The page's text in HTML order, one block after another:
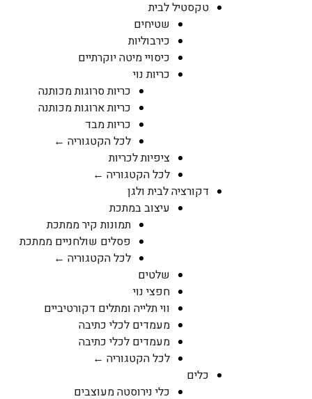
טקסטיל לבית
שטיחים
כירבוליות
כיסויי מיטה יוקרתיים
כריות נוי
כריות סרוגות מכותנה
כריות ארוגות מכותנה
כריות מבד
לכל הקטגוריה ←
ציפיות לכריות
לכל הקטגוריה ←
דקורציה לבית ולגן
עיצוב במתכת
תמונות קיר ממתכת
פסלים שולחניים ממתכת
לכל הקטגוריה ←
שלטים
חפצי נוי
ווי תלייה ומתלים דקורטיביים
מעמדים לכלי כתיבה
מעמדים לכלי כתיבה
לכל הקטגוריה ←
כלים
כלי נירוסטה מעוצבים